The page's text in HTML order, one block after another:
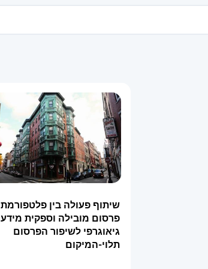
שיתוף פעולה בין פלטפורמת
פרסום מובילה וספקית מידע
גיאוגרפי לשיפור הפרסום
תלוי-המיקום